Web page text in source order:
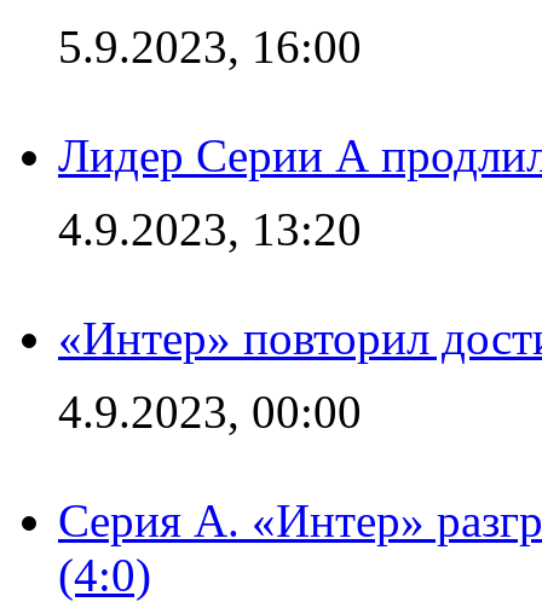
5.9.2023, 16:00
Лидер Серии А
4.9.2023, 13:20
«Интер» повторил
4.9.2023, 00:00
Серия А. «Интер»
(4:0)